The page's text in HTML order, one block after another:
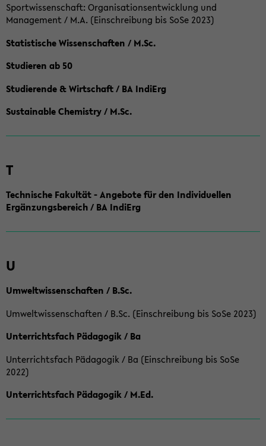
Sportwissenschaft: Organisationsentwicklung und
Management / M.A. (Einschreibung bis SoSe 2023)
Statistische Wissenschaften / M.Sc.
Studieren ab 50
Studierende & Wirtschaft / BA IndiErg
Sustainable Chemistry / M.Sc.
T
Technische Fakultät - Angebote für den Individuellen
Ergänzungsbereich / BA IndiErg
U
Umweltwissenschaften / B.Sc.
Umweltwissenschaften / B.Sc. (Einschreibung bis SoSe 2023)
Unterrichtsfach Pädagogik / Ba
Unterrichtsfach Pädagogik / Ba (Einschreibung bis SoSe
2022)
Unterrichtsfach Pädagogik / M.Ed.